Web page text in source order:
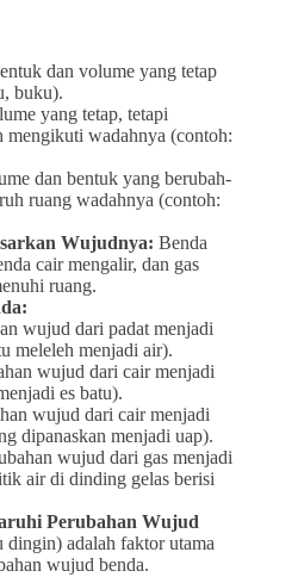
dan volume yang tetap
buku).
yang tetap, tetapi
mengikuti wadahnya (contoh:
dan bentuk yang berubah-
ruang wadahnya (contoh:
Wujudnya: Benda
cair mengalir, dan gas
ruang.
wujud dari padat menjadi
meleleh menjadi air).
wujud dari cair menjadi
es batu).
wujud dari cair menjadi
dipanaskan menjadi uap).
wujud dari gas menjadi
air di dinding gelas berisi
Perubahan Wujud
dingin) adalah faktor utama
wujud benda.